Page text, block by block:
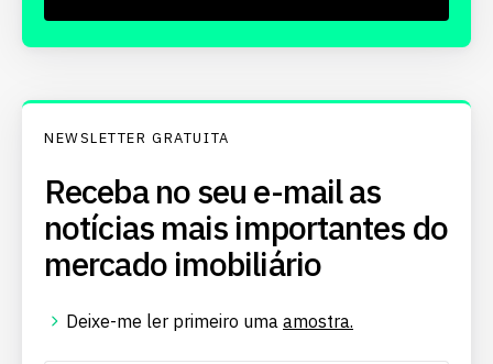
NEWSLETTER GRATUITA
Receba no seu e-mail as
notícias mais importantes do
mercado imobiliário
Deixe-me ler primeiro uma amostra.